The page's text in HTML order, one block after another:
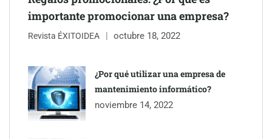
importante promocionar una empresa?
Revista ÉXITOIDEA octubre 18, 2022
¿Por qué utilizar una empresa de
mantenimiento informático?
noviembre 14, 2022